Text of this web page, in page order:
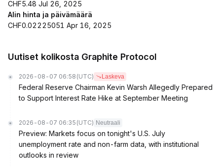
CHF5.48 Jul 26, 2025
Alin hinta ja päivämäärä
CHF0.02225051 Apr 16, 2025
Uutiset kolikosta Graphite Protocol
2026-08-07 06:58 (UTC) Laskeva
Federal Reserve Chairman Kevin Warsh Allegedly Prepared
to Support Interest Rate Hike at September Meeting
2026-08-07 06:35 (UTC) Neutraali
Preview: Markets focus on tonight's U.S. July
unemployment rate and non-farm data, with institutional
outlooks in review